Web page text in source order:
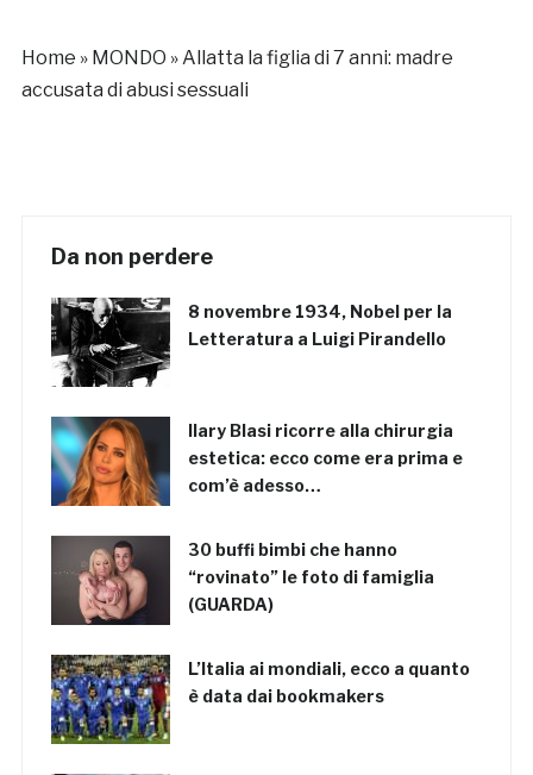
Home » MONDO »Allatta la figlia di 7 anni: madre
accusata di abusi sessuali
Da non perdere
8 novembre 1934, Nobel per la
Letteratura a Luigi Pirandello
Ilary Blasi ricorre alla chirurgia
estetica: ecco come era prima e
com’è adesso…
30 buffi bimbi che hanno
“rovinato” le foto di famiglia
(GUARDA)
L’Italia ai mondiali, ecco a quanto
è data dai bookmakers